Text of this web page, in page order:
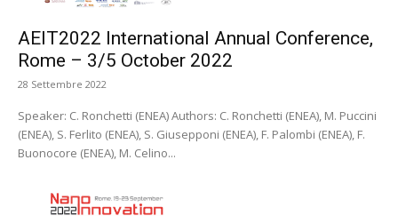
AEIT2022 International Annual Conference,
Rome – 3/5 October 2022
28 Settembre 2022
Speaker: C. Ronchetti (ENEA) Authors: C. Ronchetti (ENEA), M. Puccini
(ENEA), S. Ferlito (ENEA), S. Giusepponi (ENEA), F. Palombi (ENEA), F.
Buonocore (ENEA), M. Celino...